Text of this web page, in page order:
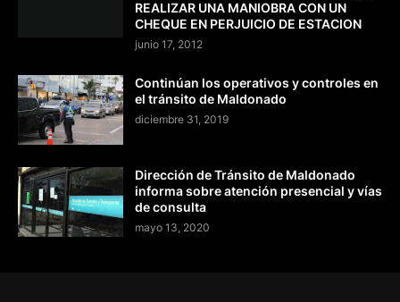
REALIZAR UNA MANIOBRA CON UN
CHEQUE EN PERJUICIO DE ESTACION
junio 17, 2012
Continúan los operativos y controles en
el tránsito de Maldonado
diciembre 31, 2019
Dirección de Tránsito de Maldonado
informa sobre atención presencial y vías
de consulta
mayo 13, 2020